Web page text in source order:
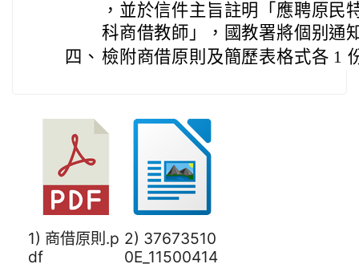
，並於信件主旨註明「應聘原民
科商借教師」，國教署將個别通
四、 檢附商借原則及簡歷表格式各 1
1) 商借原則.p
df
2) 37673510
0E_11500414